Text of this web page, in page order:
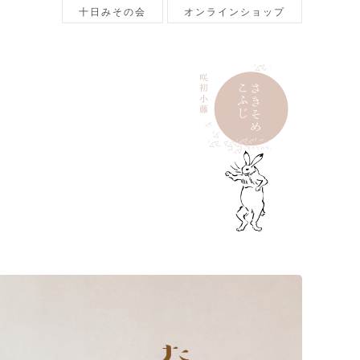
十日みその会 オンラインショップ